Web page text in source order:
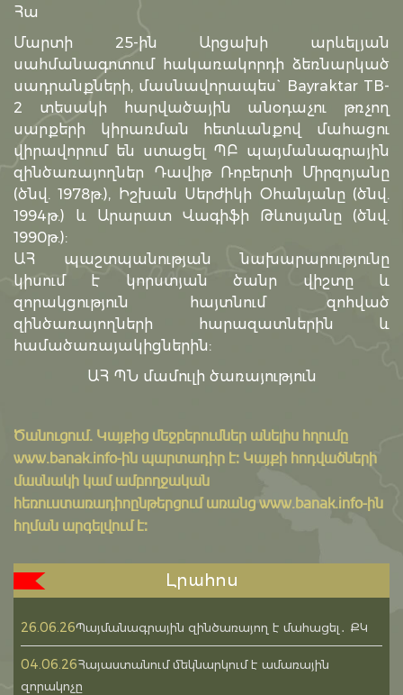
Հա
Մարտի 25-ին Արցախի արևելյան
սահմանագոտում հակառակորդի ձեռնարկած
սադրանքների, մասնավորապես` Bayraktar TB-
2 տեսակի հարվածային անօդաչու թռչող
սարքերի կիրառման հետևանքով մահացու
վիրավորում են ստացել ՊԲ պայմանագրային
զինծառայողներ Դավիթ Ռոբերտի Միրզոյանը
(ծնվ. 1978թ.), Իշխան Սերժիկի Օհանյանը (ծնվ.
1994թ.) և Արարատ Վագիֆի Թևոսյանը (ծնվ.
1990թ.):
ԱՀ պաշտպանության նախարարությունը
կիսում է կորստյան ծանր վիշտը և
զորակցություն հայտնում զոհված
զինծառայողների հարազատներին և
համածառայակիցներին:
ԱՀ ՊՆ մամուլի ծառայություն
Ծանուցում․ Կայքից մեջբերումներ անելիս հղումը
www.banak.info-ին պարտադիր է: Կայքի հոդվածների
մասնակի կամ ամբողջական
հեռուստառադիոընթերցում առանց www.banak.info-ին
հղման արգելվում է:
Լրահոս
26.06.26Պայմանագրային զինծառայող է մահացել․ ՔԿ
04.06.26Հայաստանում մեկնարկում է ամառային
զորակոչը